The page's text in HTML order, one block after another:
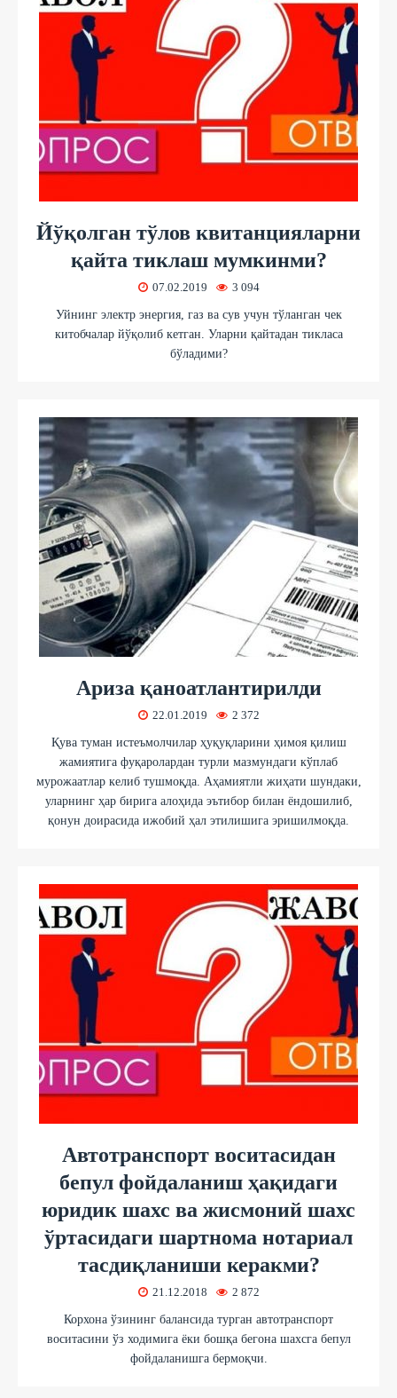
Йўқолган тўлов квитанцияларни
қайта тиклаш мумкинми?
07.02.2019 3 094
Уйнинг электр энергия, газ ва сув учун тўланган чек
китобчалар йўқолиб кетган. Уларни қайтадан тикласа
бўладими?
Ариза қаноатлантирилди
22.01.2019 2 372
Қува туман истеъмолчилар ҳуқуқларини ҳимоя қилиш
жамиятига фуқаролардан турли мазмундаги кўплаб
мурожаатлар келиб тушмоқда. Аҳамиятли жиҳати шундаки,
уларнинг ҳар бирига алоҳида эътибор билан ёндошилиб,
қонун доирасида ижобий ҳал этилишига эришилмоқда.
Автотранспорт воситасидан
бепул фойдаланиш ҳақидаги
юридик шахс ва жисмоний шахс
ўртасидаги шартнома нотариал
тасдиқланиши керакми?
21.12.2018 2 872
Корхона ўзининг балансида турган автотранспорт
воситасини ўз ходимига ёки бошқа бегона шахсга бепул
фойдаланишга бермоқчи.